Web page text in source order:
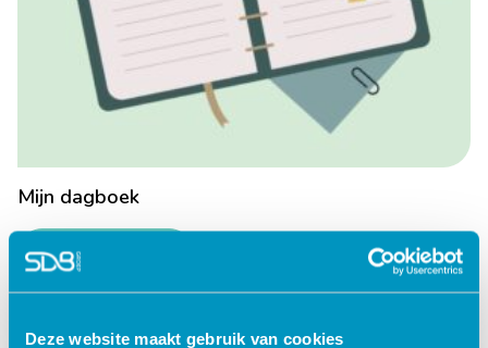
Deze website maakt gebruik van cookies
Mijn dagboek
Lees verder